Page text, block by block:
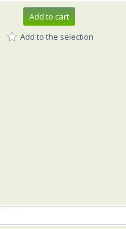
Add to cart
Add to the selection